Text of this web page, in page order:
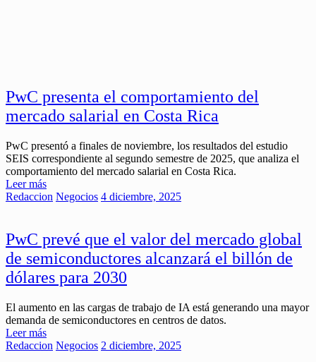
PwC presenta el comportamiento del
mercado salarial en Costa Rica
PwC presentó a finales de noviembre, los resultados del estudio
SEIS correspondiente al segundo semestre de 2025, que analiza el
comportamiento del mercado salarial en Costa Rica.
Leer más
Redaccion Negocios 4 diciembre, 2025
PwC prevé que el valor del mercado global
de semiconductores alcanzará el billón de
dólares para 2030
El aumento en las cargas de trabajo de IA está generando una mayor
demanda de semiconductores en centros de datos.
Leer más
Redaccion Negocios 2 diciembre, 2025